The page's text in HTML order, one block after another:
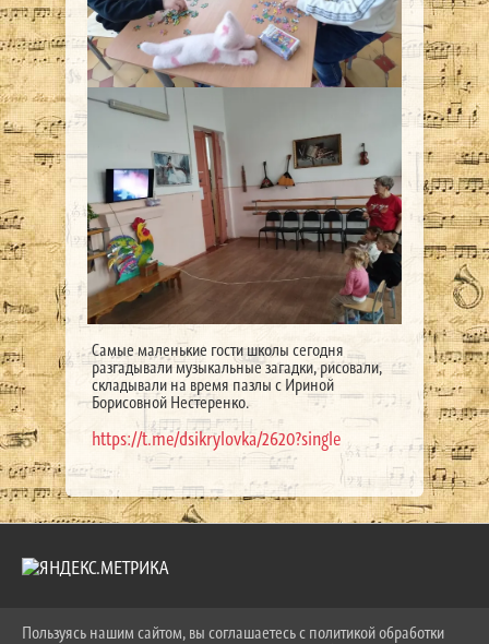
Самые маленькие гости школы сегодня
разгадывали музыкальные загадки, рисовали,
складывали на время пазлы с Ириной
Борисовной Нестеренко.
https://t.me/dsikrylovka/2620?single
2026 Г. LKDSHI.RU
Пользуясь нашим сайтом, вы соглашаетесь с политикой обработки